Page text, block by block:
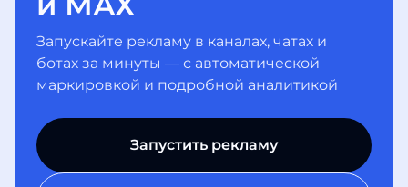
Запускайте рекламу в каналах, чатах и
ботах за минуты — с автоматической
маркировкой и подробной аналитикой
Запустить рекламу